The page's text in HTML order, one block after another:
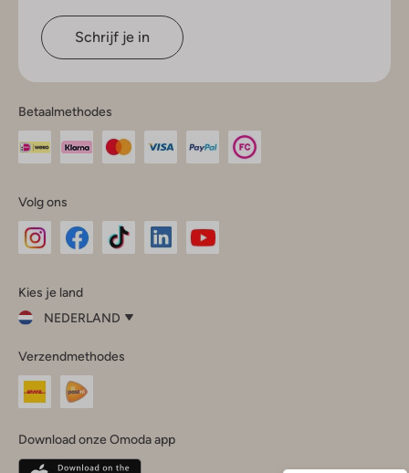
Schrijf je in
Betaalmethodes
Volg ons
InstagramFacebook
Kies je land
NEDERLAND
je
land
Nederland
Belgique(Français)
Verzendmethodes
Download onze Omoda app